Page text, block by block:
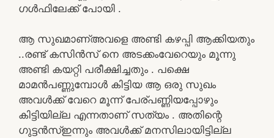
ഗൾഫിലേക്ക് പോയി .
ആ സുഖമാണ്അവളെ അണ്ടി കഴപ്പി ആക്കിയതും
..രണ്ട്‌ കസിൻസ് നെ അടക്കംവേറെയും മൂന്നു
അണ്ടി കയറ്റി പരീക്ഷിച്ചതും . പക്ഷെ
മാമൻപണ്ണുമ്പോൾ കിട്ടിയ ആ ഒരു സുഖം
അവൾക്ക് വേറെ മൂന്ന് പേര്പണ്ണിയപ്പോഴും
കിട്ടിയില്ല എന്നതാണ് സത്യം . അതിന്റെ
ഗുട്ടൻസ്ഇന്നും അവൾക്ക് മനസിലായിട്ടില്ല